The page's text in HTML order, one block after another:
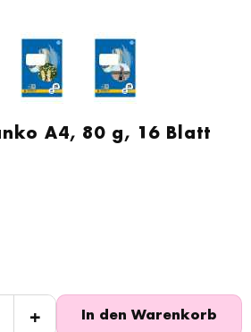
A4, 80 g, 16 Blatt
+ In den Warenkorb